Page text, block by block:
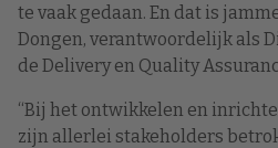
te vaak gedaan. En dat is
Dongen, verantwoordelijk als
de Delivery en Quality
“Bij het ontwikkelen en
zijn allerlei stakeholders